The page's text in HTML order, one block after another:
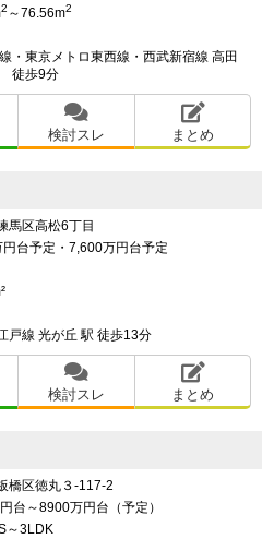
2 ～76.56m2
・東京メトロ東西線・西武新宿線 高田
徒歩9分
検討スレ まとめ
馬区高松6丁目
台予定・7,600万円台予定
戸線 光が丘 駅 徒歩13分
検討スレ まとめ
橋区徳丸３-117-2
台～8900万円台（予定）
～3LDK